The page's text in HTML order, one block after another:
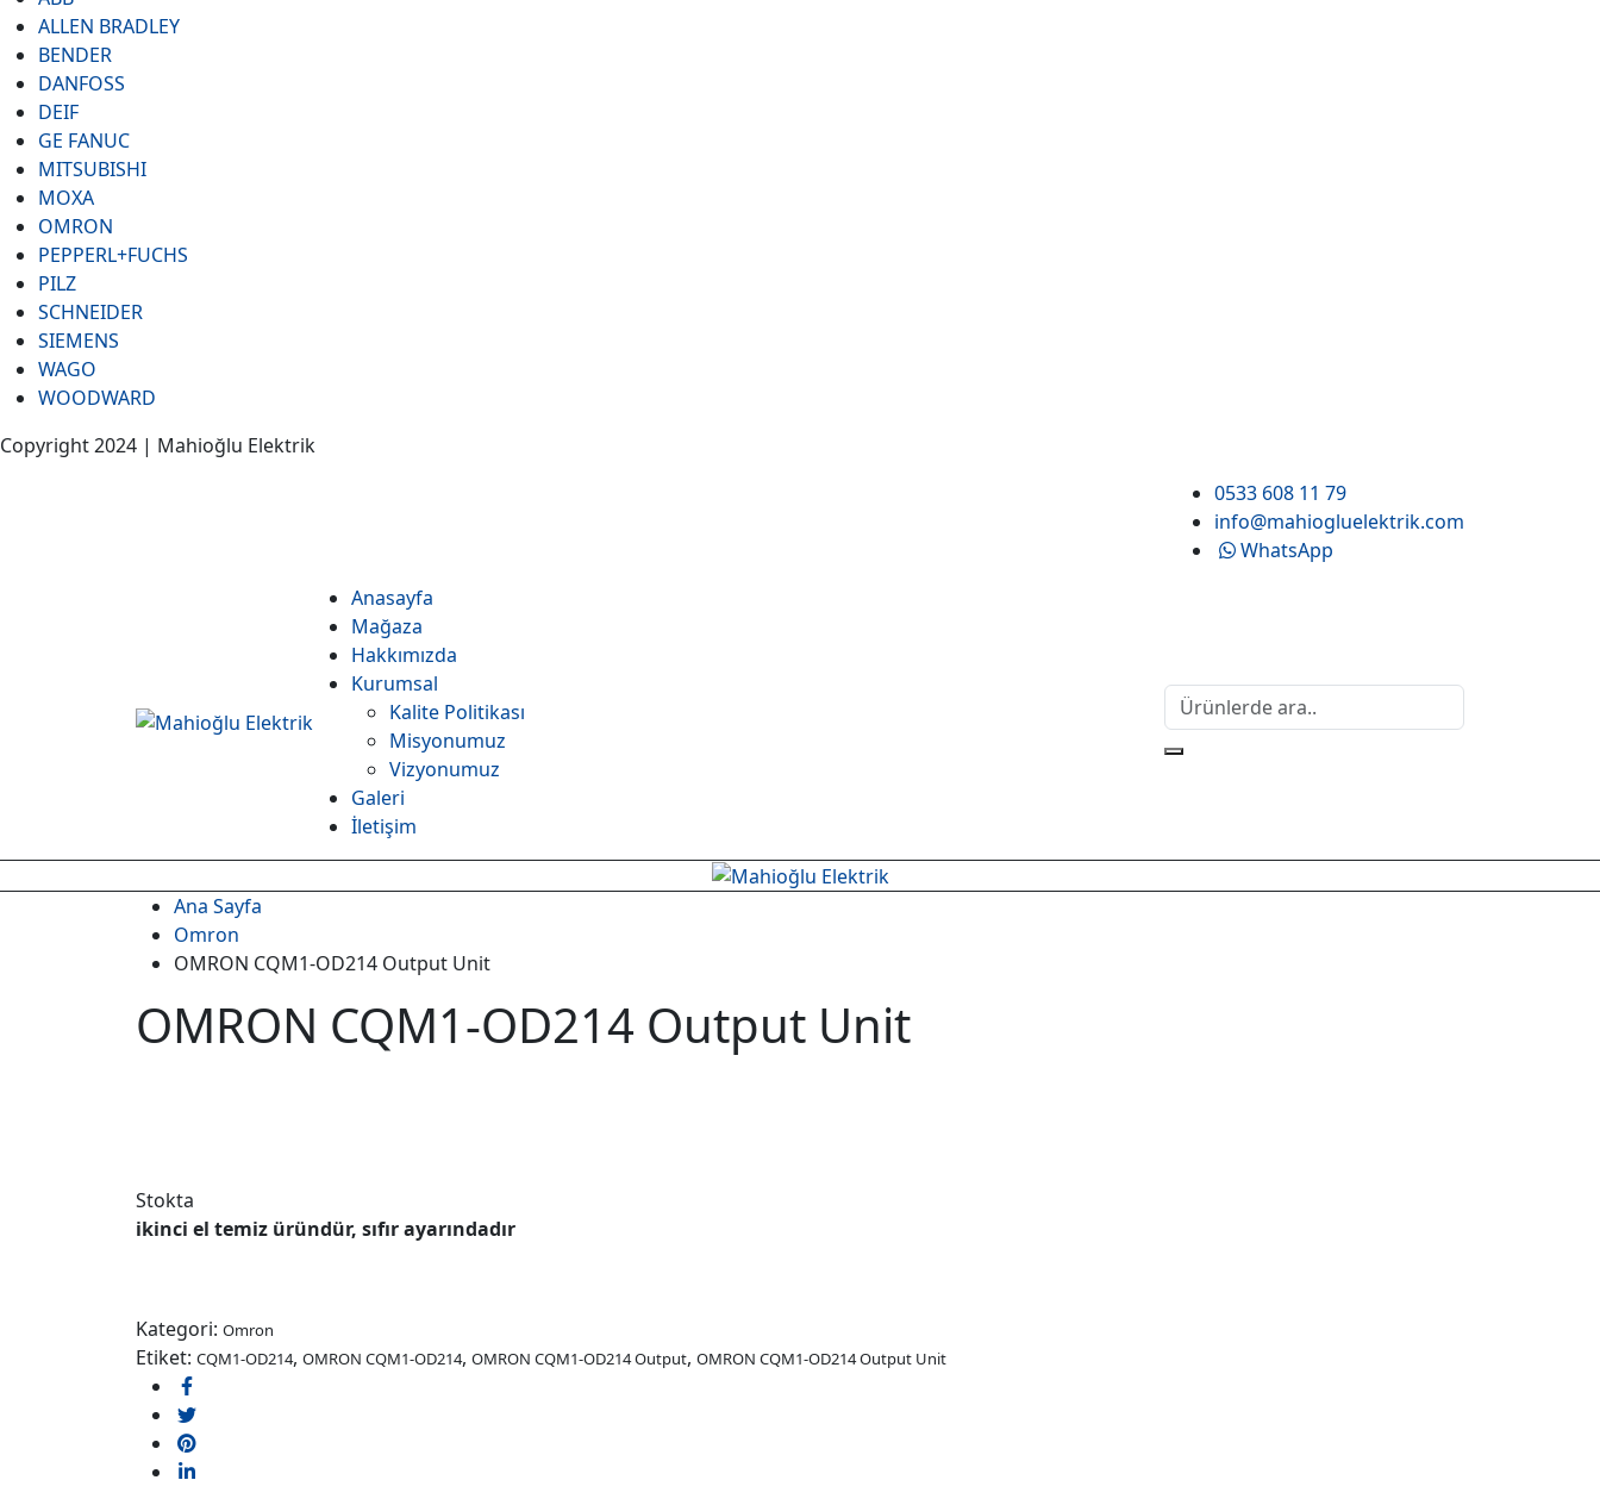
ALLEN BRADLEY
BENDER
DANFOSS
DEIF
GE FANUC
MITSUBISHI
MOXA
OMRON
PEPPERL+FUCHS
PILZ
SCHNEIDER
SIEMENS
WAGO
WOODWARD
Copyright 2024 | Mahioğlu Elektrik
0533 608 11 79
info@mahiogluelektrik.com
WhatsApp
Anasayfa
Mağaza
Hakkımızda
Kurumsal
Kalite Politikası
Misyonumuz
Vizyonumuz
Galeri
İletişim
Ana Sayfa
Omron
OMRON CQM1-OD214 Output Unit
OMRON CQM1-OD214 Output Unit
Stokta
ikinci el temiz üründür, sıfır ayarındadır
Kategori: Omron
Etiket: CQM1-OD214, OMRON CQM1-OD214, OMRON CQM1-OD214 Output, OMRON CQM1-OD214 Output Unit